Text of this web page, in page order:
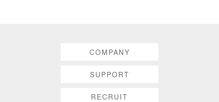
COMPANY
SUPPORT
RECRUIT